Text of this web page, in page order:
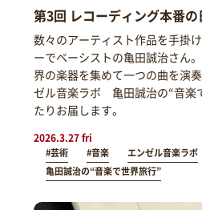
第3回 レコーディング本番の
数々のアーティスト作品を手掛
ーでベーシストの亀田誠治さん
界の楽器を集めて一つの曲を演
ゼル音楽ラボ 亀田誠治の“音楽
たりお届します。
2026.3.27 fri
#芸術 #音楽
エンゼル音楽ラボ
亀田誠治の“音楽で世界旅行”